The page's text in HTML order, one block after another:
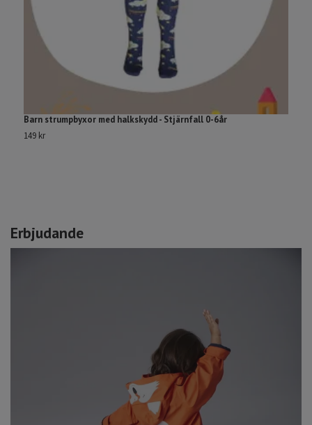
Erbjudande
Barn strumpbyxor med halkskydd - Stjärnfall 0-6år
149 kr